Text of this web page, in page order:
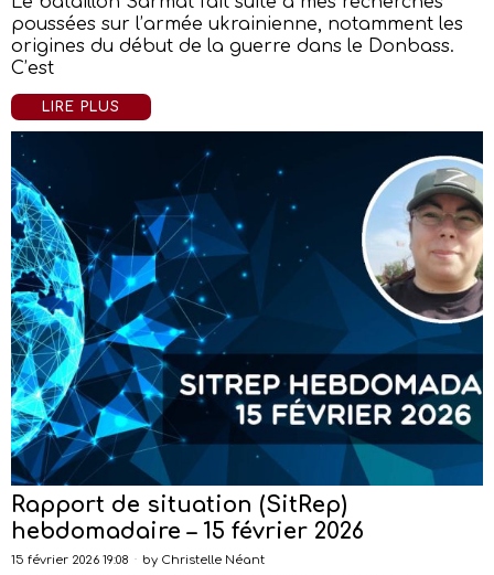
poussées sur l’armée ukrainienne, notamment les
origines du début de la guerre dans le Donbass.
C’est
LIRE PLUS
Rapport de situation (SitRep)
hebdomadaire – 15 février 2026
15 février 2026 19:08 by Christelle Néant